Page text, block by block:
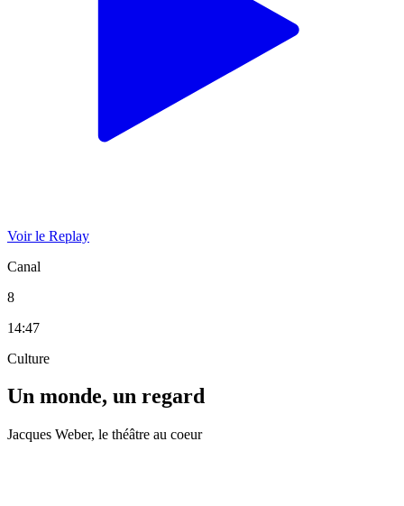
Voir le Replay
Canal
8
14:47
Culture
Un monde, un regard
Jacques Weber, le théâtre au coeur